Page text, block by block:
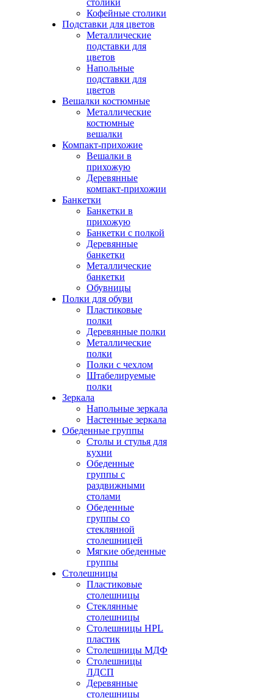
столики
Кофейные столики
Подставки для цветов
Металлические
подставки для
цветов
Напольные
подставки для
цветов
Вешалки костюмные
Металлические
костюмные
вешалки
Компакт-прихожие
Вешалки в
прихожую
Деревянные
компакт-прихожии
Банкетки
Банкетки в
прихожую
Банкетки с полкой
Деревянные
банкетки
Металлические
банкетки
Обувницы
Полки для обуви
Пластиковые
полки
Деревянные полки
Металлические
полки
Полки с чехлом
Штабелируемые
полки
Зеркала
Напольные зеркала
Настенные зеркала
Обеденные группы
Столы и стулья для
кухни
Обеденные
группы с
раздвижными
столами
Обеденные
группы со
стеклянной
столешницей
Мягкие обеденные
группы
Столешницы
Пластиковые
столешницы
Стеклянные
столешницы
Столешницы HPL
пластик
Столешницы МДФ
Столешницы
ЛДСП
Деревянные
столешницы